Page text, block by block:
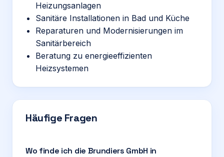
Heizungsanlagen
Sanitäre Installationen in Bad und Küche
Reparaturen und Modernisierungen im
Sanitärbereich
Beratung zu energieeffizienten
Heizsystemen
Häufige Fragen
Wo finde ich die Brundiers GmbH in